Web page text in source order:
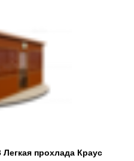
прохлада Краус